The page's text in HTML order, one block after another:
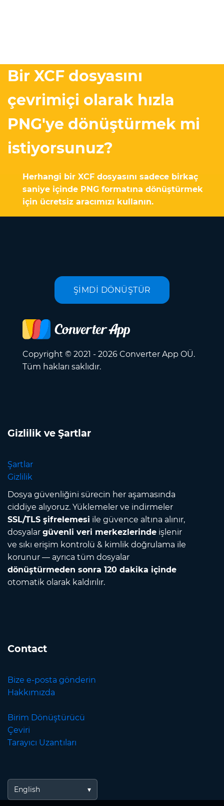
Bir XCF dosyasını
çevrimiçi olarak hızla
PNG'ye dönüştürmek mi
istiyorsunuz?
Herhangi bir XCF dosyasını sadece birkaç
saniye içinde PNG formatına dönüştürmek
için ücretsiz aracımızı kullanın.
ŞİMDİ DÖNÜŞTÜR
Copyright © 2021 - 2026 Converter App OÜ.
Tüm hakları saklıdır.
Gizlilik ve Şartlar
Şartlar
Gizlilik
Dosya güvenliğini sürecin her aşamasında
ciddiye alıyoruz. Yüklemeler ve indirmeler
SSL/TLS şifrelemesi ile güvence altına alınır,
dosyalar güvenli veri merkezlerinde işlenir
ve sıkı erişim kontrolü & kimlik doğrulama ile
korunur — ayrıca tüm dosyalar
dönüştürmeden sonra 120 dakika içinde
otomatik olarak kaldırılır.
Contact
Bize e-posta gönderin
Hakkımızda
Birim Dönüştürücü
Çeviri
Tarayıcı Uzantıları
English